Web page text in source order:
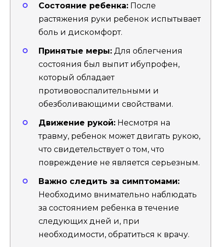
Состояние ребенка: После
растяжения руки ребенок испытывает
боль и дискомфорт.
Принятые меры: Для облегчения
состояния был выпит ибупрофен,
который обладает
противовоспалительными и
обезболивающими свойствами.
Движение рукой: Несмотря на
травму, ребенок может двигать рукою,
что свидетельствует о том, что
повреждение не является серьезным.
Важно следить за симптомами:
Необходимо внимательно наблюдать
за состоянием ребенка в течение
следующих дней и, при
необходимости, обратиться к врачу.